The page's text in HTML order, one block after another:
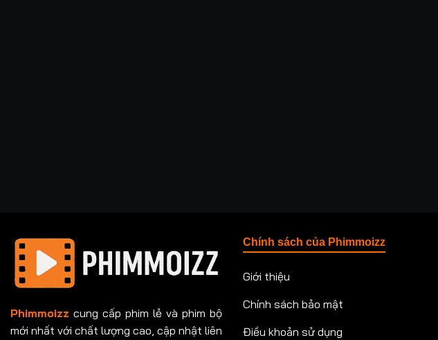
Phimmoizz cung cấp phim lẻ và phim bộ
mới nhất với chất lượng cao, cập nhật liên
Chính sách của Phimmoizz
Giới thiệu
Chính sách bảo mật
Điều khoản sử dụng